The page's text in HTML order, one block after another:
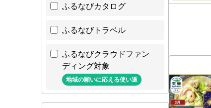
ふるなびカタログ
ふるなびトラベル
ふるなびクラウドファン
ディング対象
地域の願いに応える使い道